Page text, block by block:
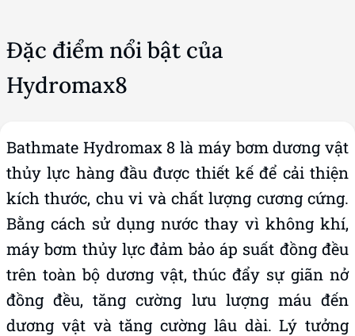
Đặc điểm nổi bật của
Hydromax8
Bathmate Hydromax 8 là máy bơm dương vật
thủy lực hàng đầu được thiết kế để cải thiện
kích thước, chu vi và chất lượng cương cứng.
Bằng cách sử dụng nước thay vì không khí,
máy bơm thủy lực đảm bảo áp suất đồng đều
trên toàn bộ dương vật, thúc đẩy sự giãn nở
đồng đều, tăng cường lưu lượng máu đến
dương vật và tăng cường lâu dài. Lý tưởng